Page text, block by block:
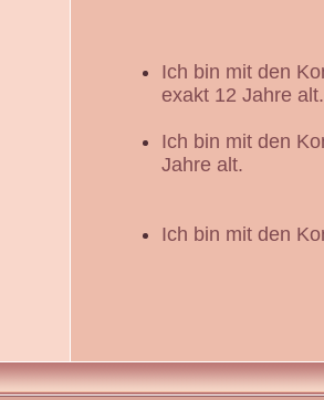
Ich bin mit den
exakt 12 Jahre alt.
Ich bin mit den
Jahre alt.
Ich bin mit den